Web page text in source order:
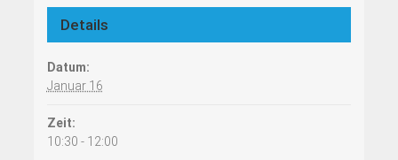
Details
Datum:
Januar 16
Zeit:
10:30 - 12:00